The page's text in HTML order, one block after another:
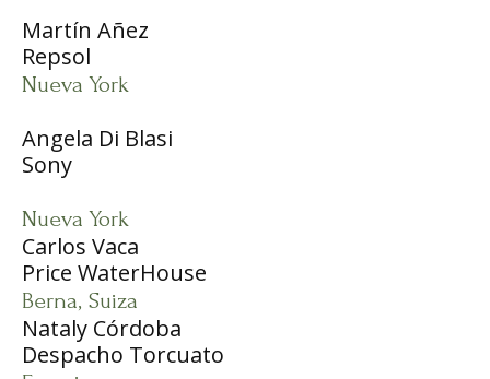
Martín Añez
Repsol
Nueva York
Angela Di Blasi
Sony
Nueva York
Carlos Vaca
Price WaterHouse
Berna, Suiza
Nataly Córdoba
Despacho Torcuato